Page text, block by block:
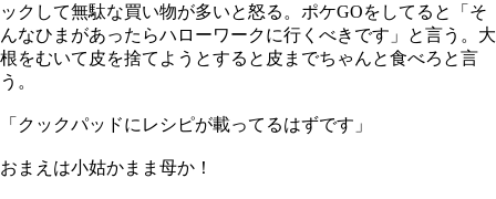
ックして無駄な買い物が多いと怒る。ポケGOをしてると「そ
んなひまがあったらハローワークに行くべきです」と言う。大
根をむいて皮を捨てようとすると皮までちゃんと食べろと言
う。
「クックパッドにレシピが載ってるはずです」
おまえは小姑かまま母か！